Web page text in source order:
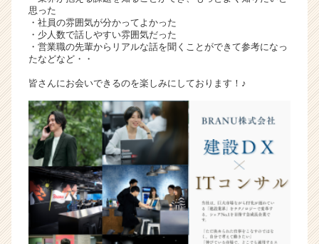
思った
・社員の雰囲気が分かってよかった
・少人数で話しやすい雰囲気だった
・営業職の先輩からリアルな話を聞くことができて参考になっ
たなどなど・・
皆さんにお会いできるのを楽しみにしております！♪